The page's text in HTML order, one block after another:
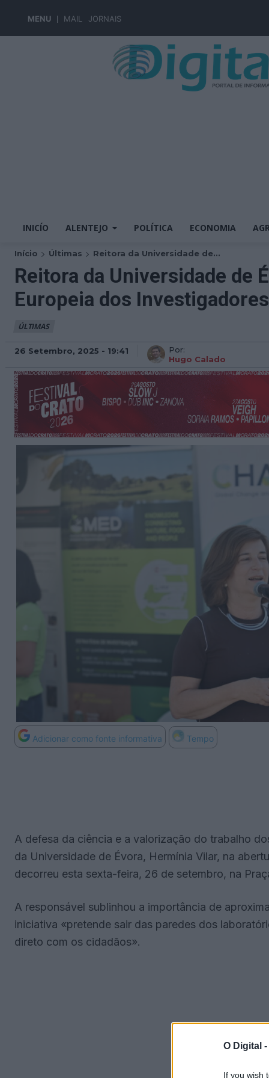
O Digital -
If you wish
MENU MAIL JORNAIS
INICÍO ALENTEJO POLÍTICA ECONOMIA
Início Últimas Reitora da Universidade de...
Reitora da Universidade de
Europeia dos Investigadores
ÚLTIMAS
26 Setembro, 2025 - 19:41
Por:
Hugo Calado
Adicionar como fonte informativa Tempo
A defesa da ciência e a valorização do trabalho
da Universidade de Évora, Hermínia Vilar, na
decorreu esta sexta-feira, 26 de setembro, na
A responsável sublinhou a importância de
iniciativa «pretende sair das paredes dos
direto com os cidadãos».